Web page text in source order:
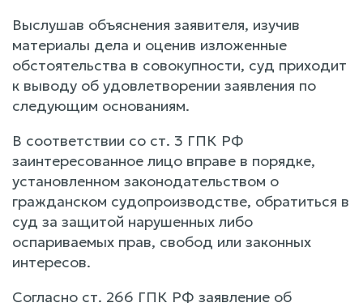
Выслушав объяснения заявителя, изучив
материалы дела и оценив изложенные
обстоятельства в совокупности, суд приходит
к выводу об удовлетворении заявления по
следующим основаниям.
В соответствии со ст. 3 ГПК РФ
заинтересованное лицо вправе в порядке,
установленном законодательством о
гражданском судопроизводстве, обратиться в
суд за защитой нарушенных либо
оспариваемых прав, свобод или законных
интересов.
Согласно ст. 266 ГПК РФ заявление об